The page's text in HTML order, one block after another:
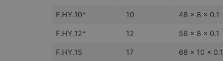
F.HY.10* 10 48 x 8 x 0.1
F.HY.12* 12 56 x 8 x 0.1
F.HY.15 17 68 x 10 x 0.1